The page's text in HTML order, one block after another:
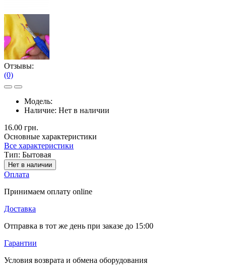
Отзывы:
(0)
Модель:
Наличие: Нет в наличии
16.00 грн.
Основные характеристики
Все характеристики
Тип: Бытовая
Нет в наличии
Оплата
Принимаем оплату online
Доставка
Отправка в тот же день при заказе до 15:00
Гарантии
Условия возврата и обмена оборудования